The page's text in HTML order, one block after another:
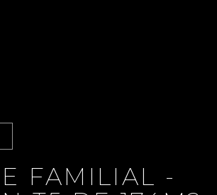
FAMILIAL -